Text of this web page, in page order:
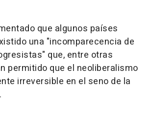
que algunos países
una "incomparecencia de
que, entre otras
permitido que el neoliberalismo
irreversible en el seno de la